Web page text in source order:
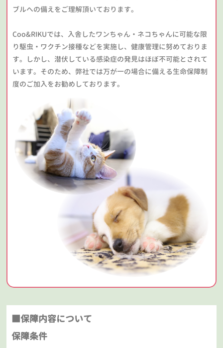
ブルへの備えをご理解頂いております。
Coo&RIKUでは、入舎したワンちゃん・ネコちゃんに可能な限
り駆虫・ワクチン接種などを実施し、健康管理に努めておりま
す。しかし、潜伏している感染症の発見はほぼ不可能とされて
います。そのため、弊社では万が一の場合に備える生命保障制
度のご加入をお勧めしております。
■保障内容について
保障条件